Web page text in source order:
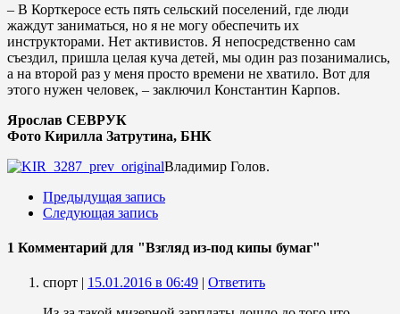
– В Корткеросе есть пять сельский поселений, где люди
жаждут заниматься, но я не могу обеспечить их
инструкторами. Нет активистов. Я непосредственно сам
съездил, пришла целая куча детей, мы один раз позанимались,
а на второй раз у меня просто времени не хватило. Вот для
этого нужен человек, – заключил Константин Карпов.
Ярослав СЕВРУК
Фото Кирилла Затрутина, БНК
Владимир Голов.
Предыдущая запись
Следующая запись
1 Комментарий для "Взгляд из-под кипы бумаг"
спорт | 15.01.2016 в 06:49 | Ответить